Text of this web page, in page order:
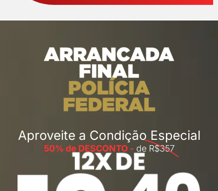
Aproveite a Condição Especial
50% de DESCONTO -de R$357